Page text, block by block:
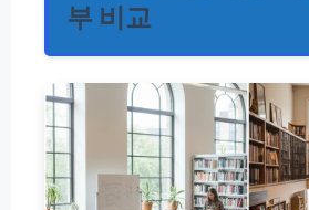
부 비교